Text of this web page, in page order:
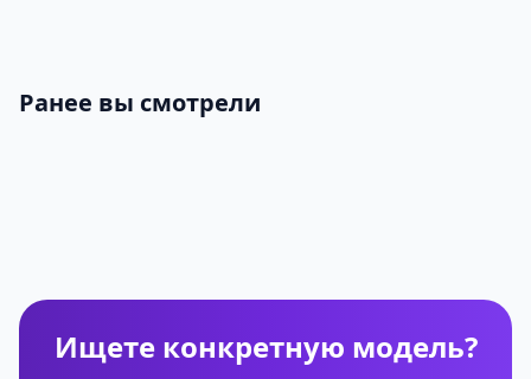
Ранее вы смотрели
Ищете конкретную модель?